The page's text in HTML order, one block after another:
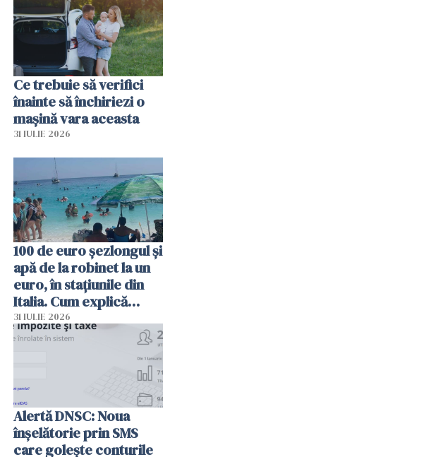
Ce trebuie să verifici
înainte să închiriezi o
mașină vara aceasta
31 IULIE 2026
100 de euro șezlongul și
apă de la robinet la un
euro, în stațiunile din
Italia. Cum explică
autoritățile
31 IULIE 2026
Alertă DNSC: Noua
înșelătorie prin SMS
care golește conturile